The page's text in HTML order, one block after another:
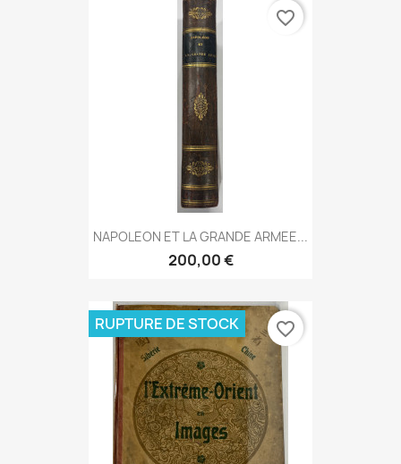
NAPOLEON ET LA GRANDE ARMEE...
200,00 €
favorite_border
RUPTURE DE STOCK favorite_border